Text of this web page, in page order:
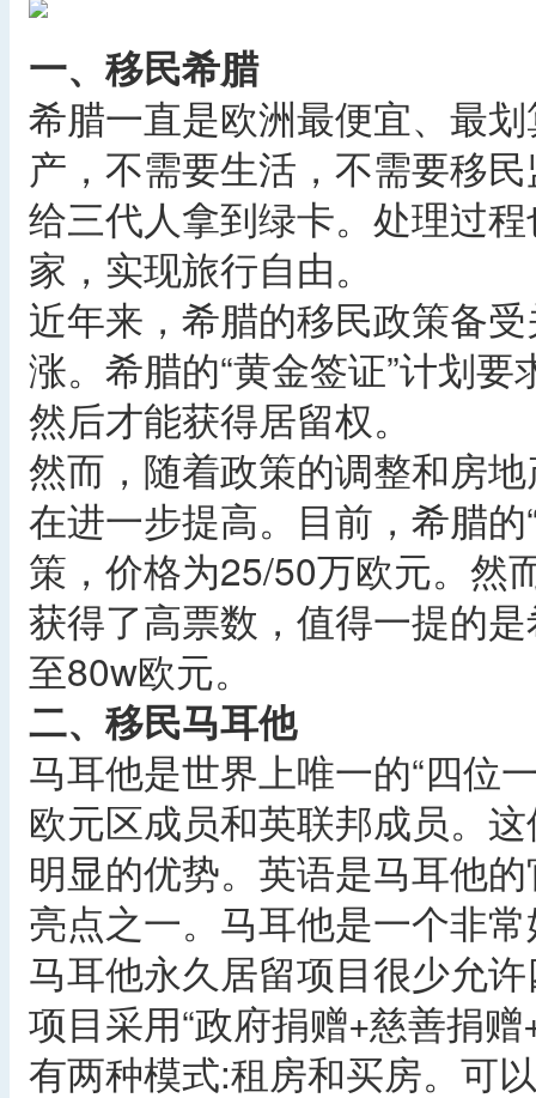
一、移民希腊
希腊一直是欧洲最便宜、最
产，不需要生活，不需要移
给三代人拿到绿卡。处理过
家，实现旅行自由。
近年来，希腊的移民政策备
涨。希腊的“黄金签证”计划
然后才能获得居留权。
然而，随着政策的调整和房
在进一步提高。目前，希腊
策，价格为25/50万欧元。然
获得了高票数，值得一提的
至80w欧元。
二、移民马耳他
马耳他是世界上唯一的“四
欧元区成员和英联邦成员。
明显的优势。英语是马耳他
亮点之一。马耳他是一个非
马耳他永久居留项目很少允
项目采用“政府捐赠+慈善捐
有两种模式:租房和买房。可